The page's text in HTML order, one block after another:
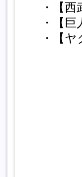
・【
・【
・【